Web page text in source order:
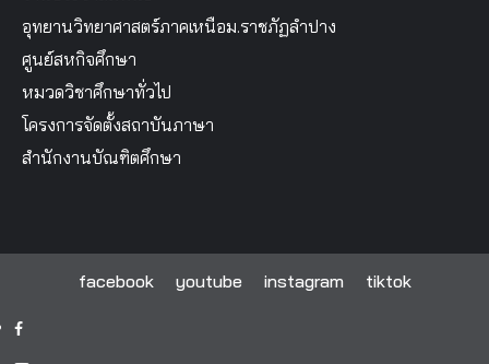
อุทยานวิทยาศาสตร์ภาคเหนือม.ราชภัฏลำปาง
ศูนย์สหกิจศึกษา
หมวดวิชาศึกษาทั่วไป
โครงการจัดตั้งสถาบันภาษา
สำนักงานบัณฑิตศึกษา
facebook youtube instagram tiktok
facebook